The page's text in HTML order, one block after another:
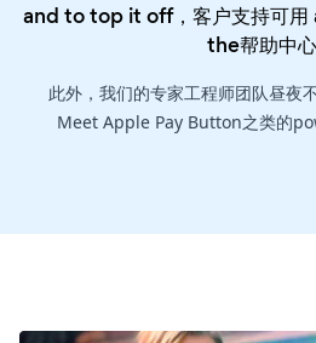
and to top it off，客户支持可
the帮助中心
此外，我们的专家工程师团队昼夜
Meet Apple Pay Button之类的